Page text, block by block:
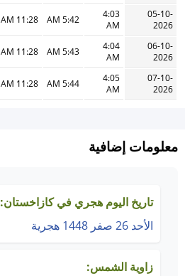
05-10-
2026
4:03
AM
5:42 AM
11:28 AM
06-10-
2026
4:04
AM
5:43 AM
11:28 AM
07-10-
2026
4:05
AM
5:44 AM
11:28 AM
معلومات إضافية
تاريخ اليوم هجري في كازاخستان:
الأحد 26 صفر 1448 هجرية
زاوية الشمس: